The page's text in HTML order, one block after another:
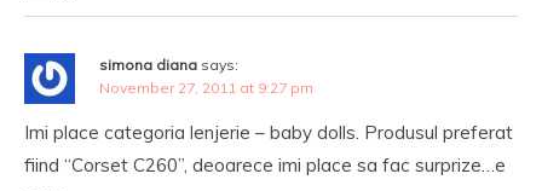
simona diana says:
November 27, 2011 at 9:27 pm
Imi place categoria lenjerie – baby dolls. Produsul preferat
fiind “Corset C260”, deoarece imi place sa fac surprize…e